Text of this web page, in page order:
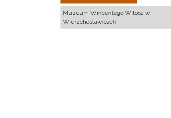
Muzeum Wincentego Witosa w
Wierzchosławicach